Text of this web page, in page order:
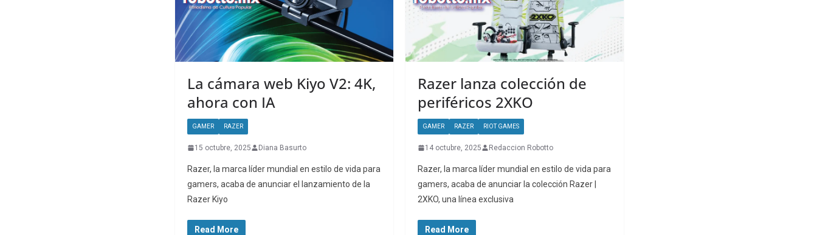
La cámara web Kiyo V2: 4K,
ahora con IA
GAMER RAZER
15 octubre, 2025 Diana Basurto
Razer, la marca líder mundial en estilo de vida para
gamers, acaba de anunciar el lanzamiento de la
Razer Kiyo
Read More
Razer lanza colección de
periféricos 2XKO
GAMER RAZER RIOT GAMES
14 octubre, 2025 Redaccion Robotto
Razer, la marca líder mundial en estilo de vida para
gamers, acaba de anunciar la colección Razer |
2XKO, una línea exclusiva
Read More